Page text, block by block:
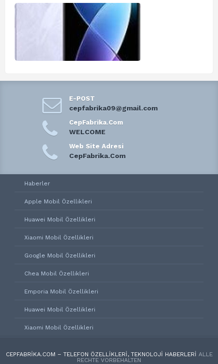
E-POST
cepfabrika09@gmail.com
CepFabrika.Com
WELCOME
Web Site Adresi
CepFabrika.Com
Haberler
Apple Mobil Özellikleri
Huawei Mobil Özellikleri
Xiaomi Mobil Özellikleri
Google Mobil Özellikleri
Chea Mobil Özellikleri
Emporia Mobil Özellikleri
Huawei Mobil Özellikleri
Xiaomi Mobil Özellikleri
CEPFABRIKA.COM – TELEFON ÖZELLIKLERI, TEKNOLOJI HABERLERI ALLE
RECHTE VORBEHALTEN